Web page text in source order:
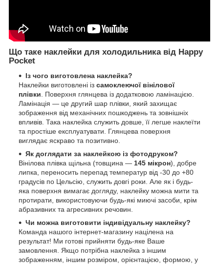
Що таке наклейки для холодильника від Happy
Pocket
Із чого виготовлена наклейка?
Наклейки виготовлені із самоклеючої вінілової
плівки . Поверхня глянцева із додатковою ламінацією.
Ламінація — це другий шар плівки, який захищає
зображення від механічних пошкоджень та зовнішніх
впливів. Така наклейка служить довше, її легше наклеїти
та простіше експлуатувати. Глянцева поверхня
виглядає яскраво та позитивно.
Як доглядати за наклейкою із фотодруком?
Вінілова плівка щільна (товщина — 145 мікрон), добре
липка, переносить перепад температур від -30 до +80
градусів по Цельсію, служить довгі роки. Але як і будь-
яка поверхня вимагає догляду, наклейку можна мити та
протирати, використовуючи будь-які миючі засоби, крім
абразивних та агресивних речовин.
Чи можна виготовити індивідуальну наклейку?
Команда нашого інтернет-магазину націлена на
результат! Ми готові прийняти будь-яке Ваше
замовлення. Якщо потрібна наклейка з іншим
зображенням, іншим розміром, орієнтацією, формою, у